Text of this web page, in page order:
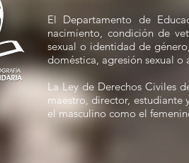
El Departamento de
nacimiento, condición de
sexual o identidad de
doméstica, agresión sexual o
La Ley de Derechos Civiles
maestro, director, estudiante
el masculino como el